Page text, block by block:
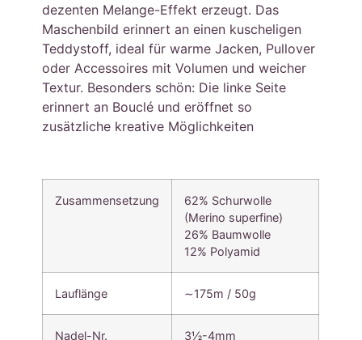
dezenten Melange-Effekt erzeugt. Das
Maschenbild erinnert an einen kuscheligen
Teddystoff, ideal für warme Jacken, Pullover
oder Accessoires mit Volumen und weicher
Textur. Besonders schön: Die linke Seite
erinnert an Bouclé und eröffnet so
zusätzliche kreative Möglichkeiten
Zusammensetzung
62% Schurwolle
(Merino superfine)
26% Baumwolle
12% Polyamid
Lauflänge ∼175m / 50g
Nadel-Nr. 3½-4mm